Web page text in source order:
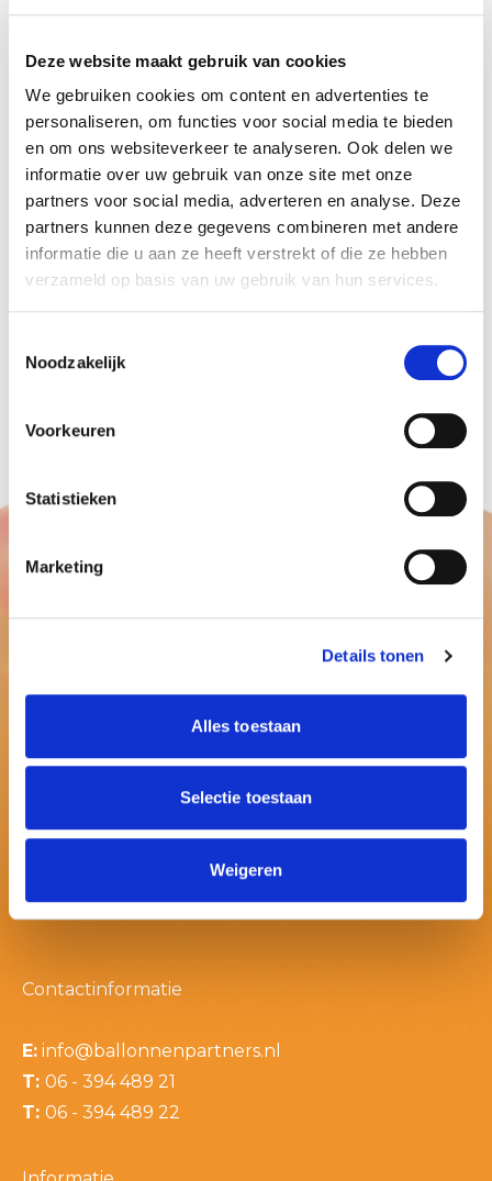
Deze website maakt gebruik van cookies
We gebruiken cookies om content en advertenties te
personaliseren, om functies voor social media te bieden
en om ons websiteverkeer te analyseren. Ook delen we
informatie over uw gebruik van onze site met onze
partners voor social media, adverteren en analyse. Deze
partners kunnen deze gegevens combineren met andere
informatie die u aan ze heeft verstrekt of die ze hebben
verzameld op basis van uw gebruik van hun services.
Noodzakelijk
Voorkeuren
Statistieken
Marketing
Details tonen
Alles toestaan
Selectie toestaan
Weigeren
ballonnen voor Kinderen voor Kinderen
Voor de vierde Kinderen voor Kinderen doe
middag, deze keer in Eindhoven de ballonnen
verzorgd.
Het is een hele leuke opdracht om te mogen
doen, elke keer weer al die blije en vrolijke
kinderen.
Dit was alweer de vierde doe middag, die de hele
maand duurt.
Ballonnenpartners aan het goede adres, voor
meer informatie en vragen kunt u vrijblijvend met
Contactinformatie
E: info@ballonnenpartners.nl
T: 06 - 394 489 21
T: 06 - 394 489 22